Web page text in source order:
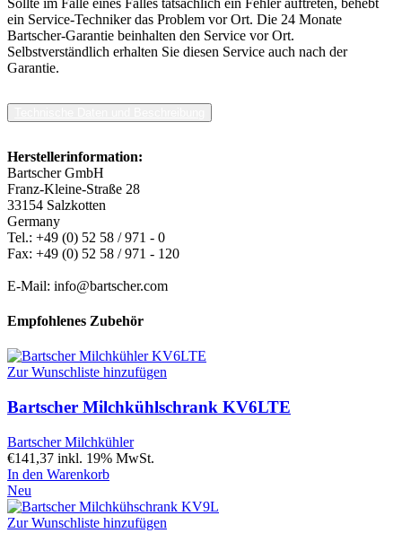
ein Service-Techniker das Problem vor Ort. Die 24 Monate
Bartscher-Garantie beinhalten den Service vor Ort.
Selbstverständlich erhalten Sie diesen Service auch nach der
Garantie.
Herstellerinformation:
Bartscher GmbH
Franz-Kleine-Straße 28
33154 Salzkotten
Germany
Tel.: +49 (0) 52 58 / 971 - 0
Fax: +49 (0) 52 58 / 971 - 120
E-Mail: info@bartscher.com
Empfohlenes Zubehör
Zur Wunschliste hinzufügen
Bartscher Milchkühlschrank KV6LTE
Bartscher Milchkühler
€141,37 inkl. 19% MwSt.
In den Warenkorb
Neu
Zur Wunschliste hinzufügen